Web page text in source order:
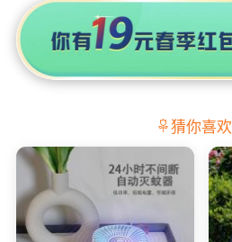
猜你喜欢